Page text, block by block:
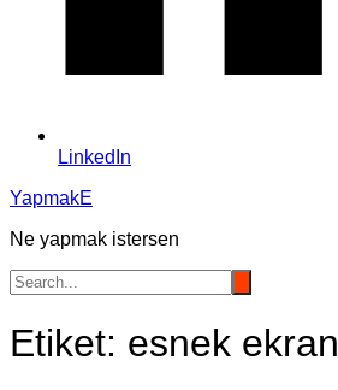
LinkedIn
YapmakE
Ne yapmak istersen
Etiket: esnek ekran